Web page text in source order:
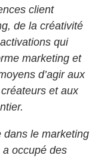
client
de la créativité
qui
marketing et
d’agir aux
et aux
dans le marketing
occupé des